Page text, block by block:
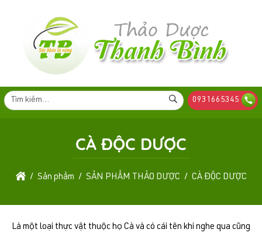
0931665345
CÀ ĐỘC DƯỢC
Sản phẩm SẢN PHẨM THẢO DƯỢC CÀ ĐỘC DƯỢC
Là một loại thực vật thuộc họ Cà và có cái tên khi nghe qua cũng